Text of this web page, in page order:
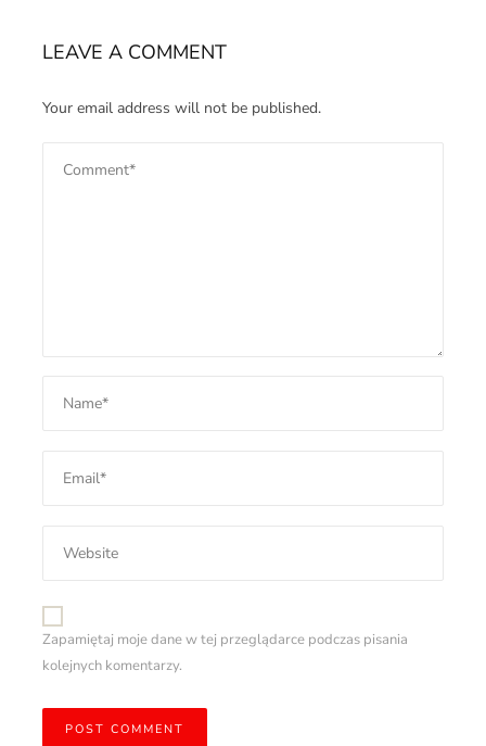
LEAVE A COMMENT
Your email address will not be published.
Zapamiętaj moje dane w tej przeglądarce podczas pisania
kolejnych komentarzy.